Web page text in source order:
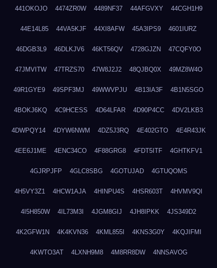
441OKOJO 4474ZR0W 4489NF37 44AFGVXY 44CGH1H9
44E14L85 44VA5KJF 44XI8AFW 45A3IPS9 4601IURZ
46DGB3L9 46DLKJV6 46KT56QV 4728GJZN 47CQFY0O
47JMVITW 47TRZS70 47W8J2J2 48QJBQ0X 49MZ8W4O
49R1GYE9 49SPF3MJ 49WWVPJU 4B13IA3F 4B1N5SGO
4BOKJ6KQ 4C9HCESS 4D64LFAR 4D90P4CC 4DV2LKB3
4DWPQY14 4DYW6NWM 4DZ5J3RQ 4E402GTO 4E4R43JK
4EE6J1ME 4ENC34CO 4F88GRG8 4FDT5ITF 4GHTKFV1
4GJRPJFP 4GLC8SBG 4GOTUJAD 4GTUQOMS
4H5VY3Z1 4HCW1AJA 4HINPU4S 4HSR603T 4HVMV9QI
4I5H850W 4IL73M3I 4JGM8GIJ 4JH8IPKK 4JS349D2
4K2GFW1N 4K4KVN36 4KML855I 4KNS3G0Y 4KQJIFMI
4KWTO3AT 4LXNH9M8 4M8RR8DW 4NNSAVOG